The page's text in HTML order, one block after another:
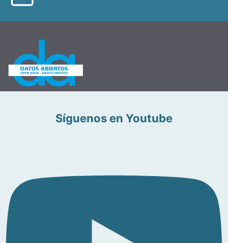
Síguenos en Youtube